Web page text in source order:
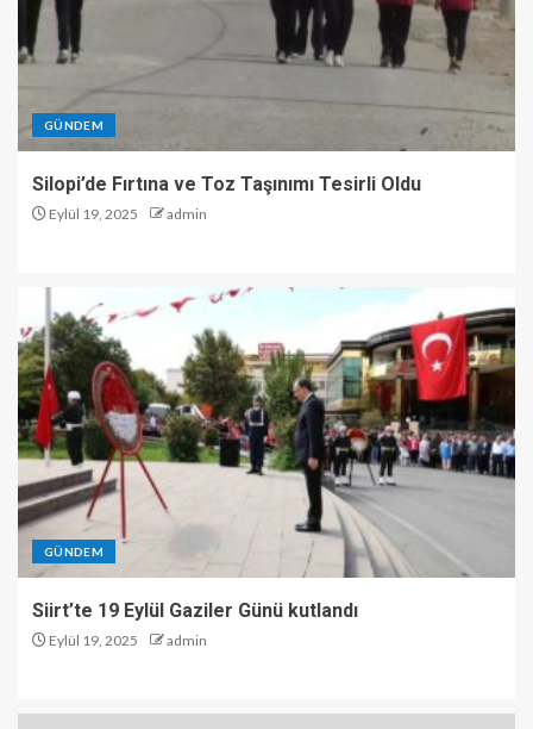
GÜNDEM
Silopi’de Fırtına ve Toz Taşınımı Tesirli Oldu
Eylül 19, 2025 admin
GÜNDEM
Siirt’te 19 Eylül Gaziler Günü kutlandı
Eylül 19, 2025 admin